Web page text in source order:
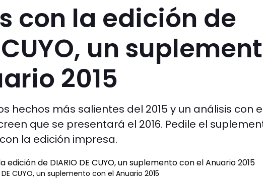
con la edición de
CUYO, un
2015
hechos más salientes del 2015 y un análisis con
que se presentará el 2016. Pedile el
la edición impresa.
CUYO, un suplemento con el Anuario 2015